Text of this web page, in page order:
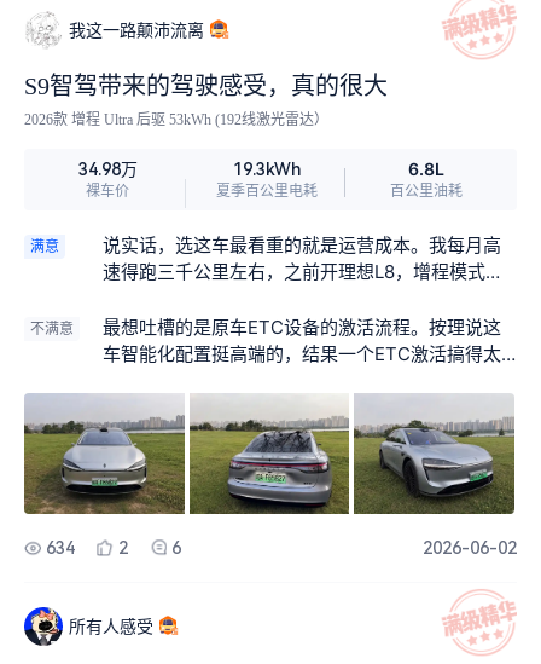
我这一路颠沛流离
S9智驾带来的驾驶感受，真的很大
2026款 增程 Ultra 后驱 53kWh (192线激光雷达）
34.98万
裸车价
19.3kWh
夏季百公里电耗
6.8L
百公里油耗
满意
说实话，选这车最看重的就是运营成本。我每月高
速得跑三千公里左右，之前开理想L8，增程模式下
样的路况和驾驶习惯，现在基本稳定在6.4升上下，
每百公里省了0.8升。按现在油价算，一个月光油钱
打细算才是过日子。
不满意
最想吐槽的是原车ETC设备的激活流程。按理说这
车智能化配置挺高端的，结果一个ETC激活搞得太
口折腾了将近半小时才弄好，车后面排队的司机都
按喇叭了。跟整车智能化的定位落差确实有点大，
希望能像手机连蓝牙一样简单点。
634 2 6 2026-06-02
所有人感受